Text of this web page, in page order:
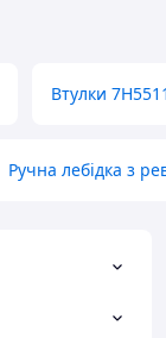
Втулки
Ручна лебідка з